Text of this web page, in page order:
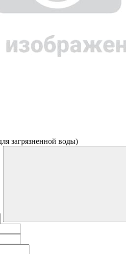
загрязненной воды)